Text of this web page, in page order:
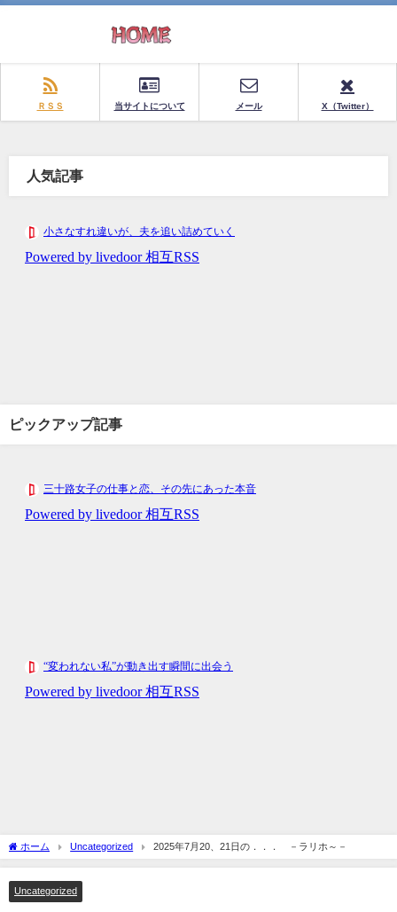
ＲＳＳ 当サイトについて メール X（Twitter）
人気記事
ピックアップ記事
ホーム Uncategorized 2025年7月20、21日の．．． －ラリホ～－
Uncategorized